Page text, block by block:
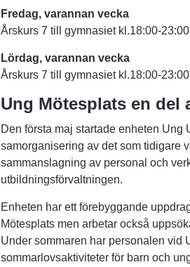
Fredag, varannan vecka
Årskurs 7 till gymnasiet kl.18:00-23:00
Lördag, varannan vecka
Årskurs 7 till gymnasiet kl.18:00-23:00
Ung Mötesplats en del
Den första maj startade enheten
samorganisering av det som tidigare
sammanslagning av personal och
utbildningsförvaltningen.
Enheten har ett förebyggande
Mötesplats men arbetar också
Under sommaren har personalen vid
sommarlovsaktiviteter för barn och